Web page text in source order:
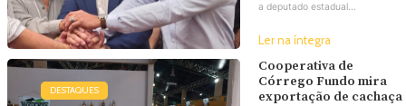
a deputado estadual...
Ler na íntegra
DESTAQUES
Cooperativa de
Córrego Fundo mira
exportação de cachaça